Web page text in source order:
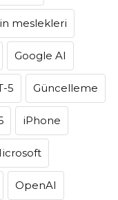
meslekleri
Google AI
5 Güncelleme
iPhone
OpenAI